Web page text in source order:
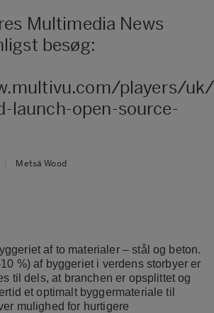
Multimedia News
besøg:
players/uk/
launch-open-source-
Metsä Wood
af to materialer – stål og beton.
%) af byggeriet i verdens storbyer er
til dels, at branchen er opsplittet og
et optimalt byggermateriale til
mulighed for hurtigere